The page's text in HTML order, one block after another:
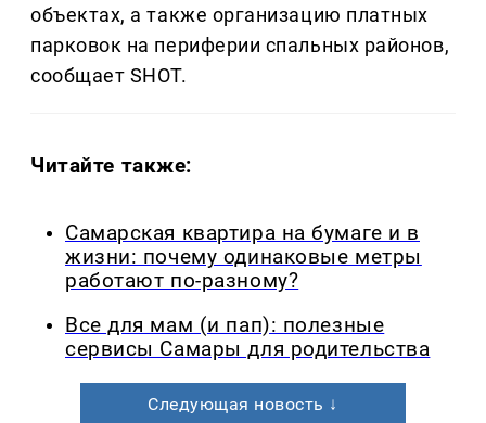
объектах, а также организацию платных
парковок на периферии спальных районов,
сообщает SHOT.
Читайте также:
Самарская квартира на бумаге и в
жизни: почему одинаковые метры
работают по-разному?
Все для мам (и пап): полезные
сервисы Самары для родительства
Следующая новость ↓